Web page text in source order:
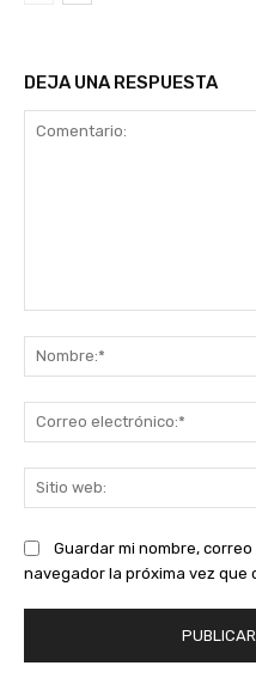
DEJA UNA RESPUESTA
Guardar mi nombre,
navegador la próxima vez que